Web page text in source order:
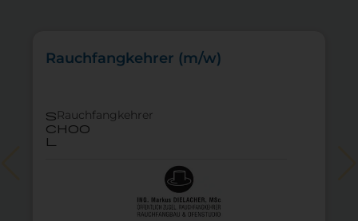
Rauchfangkehrer (m/w)
s
choo
l
Rauchfangkehrer